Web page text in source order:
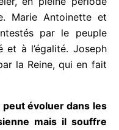
en pleine période
Marie Antoinette et
par le peuple
à l’égalité. Joseph